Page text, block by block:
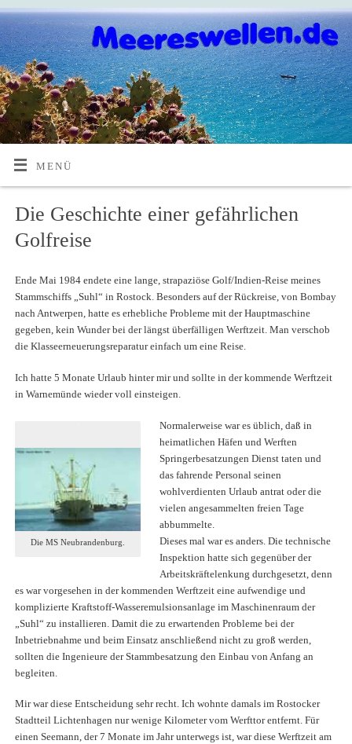
MENÜ
Die Geschichte einer gefährlichen
Golfreise
Ende Mai 1984 endete eine lange, strapaziöse Golf/Indien-Reise meines
Stammschiffs „Suhl“ in Rostock. Besonders auf der Rückreise, von Bombay
nach Antwerpen, hatte es erhebliche Probleme mit der Hauptmaschine
gegeben, kein Wunder bei der längst überfälligen Werftzeit. Man verschob
die Klasseerneuerungsreparatur einfach um eine Reise.
Ich hatte 5 Monate Urlaub hinter mir und sollte in der kommende Werftzeit
in Warnemünde wieder voll einsteigen.
Die MS Neubrandenburg.
Normalerweise war es üblich, daß in
heimatlichen Häfen und Werften
Springerbesatzungen Dienst taten und
das fahrende Personal seinen
wohlverdienten Urlaub antrat oder die
vielen angesammelten freien Tage
abbummelte.
Dieses mal war es anders. Die technische
Inspektion hatte sich gegenüber der
Arbeitskräftelenkung durchgesetzt, denn
es war vorgesehen in der kommenden Werftzeit eine aufwendige und
komplizierte Kraftstoff-Wasseremulsionsanlage im Maschinenraum der
„Suhl“ zu installieren. Damit die zu erwartenden Probleme bei der
Inbetriebnahme und beim Einsatz anschließend nicht zu groß werden,
sollten die Ingenieure der Stammbesatzung den Einbau von Anfang an
begleiten.
Mir war diese Entscheidung sehr recht. Ich wohnte damals im Rostocker
Stadtteil Lichtenhagen nur wenige Kilometer vom Werfttor entfernt. Für
einen Seemann, der 7 Monate im Jahr unterwegs ist, war diese Werftzeit am